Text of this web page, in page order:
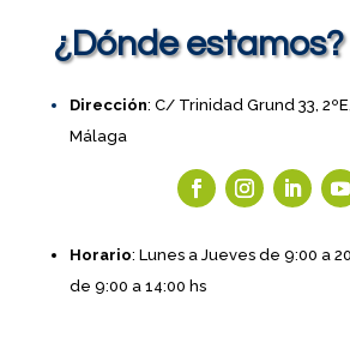
¿Dónde estamos?
Dirección: C/ Trinidad Grund 33,
Málaga
Horario: Lunes a Jueves de 9:00 a
de 9:00 a 14:00 hs